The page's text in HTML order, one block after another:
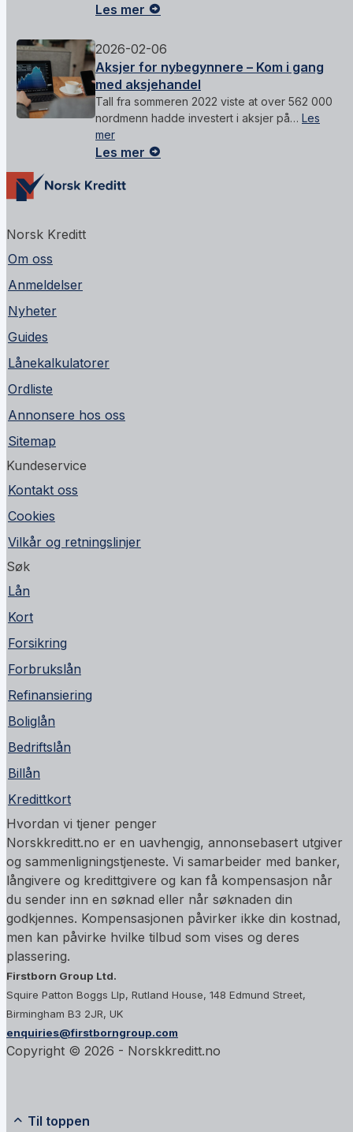
Les mer
2026-02-06
Aksjer for nybegynnere – Kom i gang
med aksjehandel
Tall fra sommeren 2022 viste at over 562 000
nordmenn hadde investert i aksjer på… Les
mer
Les mer
Norsk Kreditt
Om oss
Anmeldelser
Nyheter
Guides
Lånekalkulatorer
Ordliste
Annonsere hos oss
Sitemap
Kundeservice
Kontakt oss
Cookies
Vilkår og retningslinjer
Søk
Lån
Kort
Forsikring
Forbrukslån
Refinansiering
Boliglån
Bedriftslån
Billån
Kredittkort
Hvordan vi tjener penger
Norskkreditt.no er en uavhengig, annonsebasert utgiver
og sammenligningstjeneste. Vi samarbeider med banker,
långivere og kredittgivere og kan få kompensasjon når
du sender inn en søknad eller når søknaden din
godkjennes. Kompensasjonen påvirker ikke din kostnad,
men kan påvirke hvilke tilbud som vises og deres
plassering.
Firstborn Group Ltd.
Squire Patton Boggs Llp, Rutland House, 148 Edmund Street,
Birmingham B3 2JR, UK
enquiries@firstborngroup.com
Copyright © 2026 - Norskkreditt.no
Til toppen